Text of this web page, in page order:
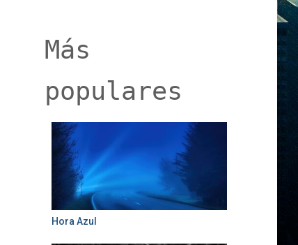
Más
populares
Hora Azul